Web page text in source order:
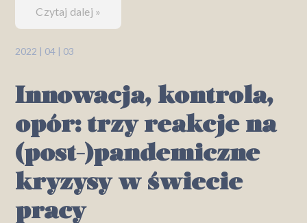
Czytaj dalej »
2022 | 04 | 03
Innowacja, kontrola,
opór: trzy reakcje na
(post-)pandemiczne
kryzysy w świecie
pracy